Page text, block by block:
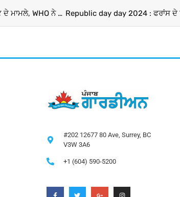
JN.1 Covid Variant: ਦੇਸ਼ ਦੇ ਕਈ ਸੂਬਿਆਂ ‘ਚ ਤੇਜ਼ੀ ਨਾਲ ਵੱਧ ਹਨ ਕੋਰੋਨਾ ਦੇ ਵੇਰੀਐਂਟ ਦੇ ਮਾਮਲੇ, WHO ਨੇ ਕੀਤਾ ਅਲਰਟ
#202 12677 80 Ave, Surrey, BC
V3W 3A6
+1 (604) 590-5200